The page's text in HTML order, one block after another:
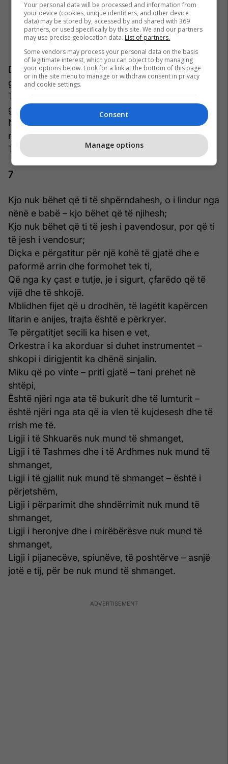
Dallimi ndërmjet mëkatit dhe të mirës nuk është
gënjeshtër,
Toka nuk është jehonë, njeriu dhe jeta e tij dhe
gjithë gjërat e jetës merren mirë parasysh.
Nuk të kanë flakur në mëshirën e erërave, ti
mbahesh të vetja me siguri dhe mbrojte,
Te vetja! Te vetja! Te vetja, përjetë, në pafundësi.
7
Kjo nuk bëhet që ti të shpërndahesh, o i lindur nga
nënë e babë – kjo bëhet që të njihesh;
Kjo nuk bëhet që ti të jesh i pavendosur, por që ti
të jesh i vendosur;
Diçka e përgatitur për një kohë të gjatë dhe e
paformë arrin dhe formohet tek ti,
Që nga ky çast e tutje, je i sigurt, çfarëdo që të
vijë dhe të shkojë.
Mblidhen fijet që u drodhën, të lagëtit kapërcen
litarin e anijes, trajta është e përkryer.
Te përgatitjet secili ka hisen e vet,
Orkestra i ka akorduar si duhet instrumentet –
shkopi i dirigjentit ka dhënë sinjalin.
Miku që po vinte – priti gjatë – tani prehet në
shtëpi,
Është njëri nga ata të bukurit dhe të lumturit –
është njëri nga ata që ia vlen të kujdesesh dhe të
rrish me të.
Ligji i të Shkuarës nuk mund të shmanget,
Ligji i të Tashmes dhe i të Ardhmes nuk mund të
shmanget,
Ligji i të gjallit nuk mund të shmanget – është i
përjetshëm,
Ligji i përparimit dhe shndërrimit nuk mund të
shmanget,
Ligji i heronjve dhe i mirëbërësve nuk mund të
shmanget,
Ligji i pijanecëve, spiunëve, të poshtërve – asnjë
jotë e tij, për be nuk mund të shmanget.
Your personal data will be processed and information from
your device (cookies, unique identifiers, and other device
data) may be stored by, accessed by and shared with 369
partners, or used specifically by this site. We and our partners
may use precise geolocation data. List of partners.
Some vendors may process your personal data on the basis
of legitimate interest, which you can object to by managing
your options below. Look for a link at the bottom of this page
or in the site menu to manage or withdraw consent in privacy
and cookie settings.
Consent
Manage options